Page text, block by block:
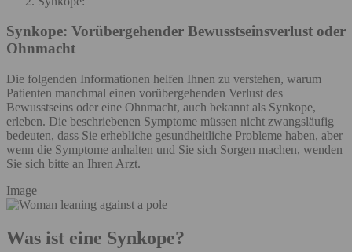
Synkope: Vorübergehender Bewusstseinsverlust oder
Ohnmacht
Die folgenden Informationen helfen Ihnen zu verstehen, warum
Patienten manchmal einen vorübergehenden Verlust des
Bewusstseins oder eine Ohnmacht, auch bekannt als Synkope,
erleben. Die beschriebenen Symptome müssen nicht zwangsläufig
bedeuten, dass Sie erhebliche gesundheitliche Probleme haben, aber
wenn die Symptome anhalten und Sie sich Sorgen machen, wenden
Sie sich bitte an Ihren Arzt.
Image
Was ist eine Synkope?